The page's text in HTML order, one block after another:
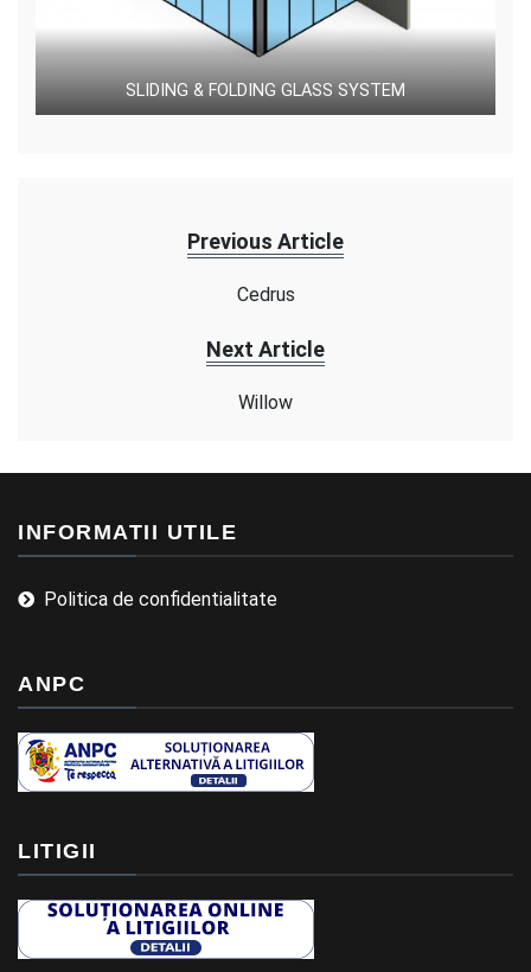
SLIDING & FOLDING GLASS SYSTEM
Previous Article
Cedrus
Next Article
Willow
INFORMATII UTILE
Politica de confidentialitate
ANPC
LITIGII